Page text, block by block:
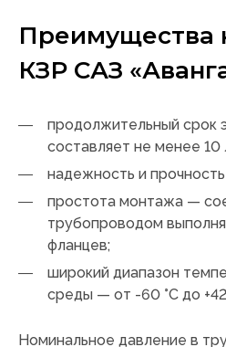
Преимущества
КЗР САЗ
продолжительный срок
составляет не менее 10
надежность и
простота монтажа —
трубопроводом
фланцев;
широкий диапазон
среды — от -60 °C до
Номинальное давление в